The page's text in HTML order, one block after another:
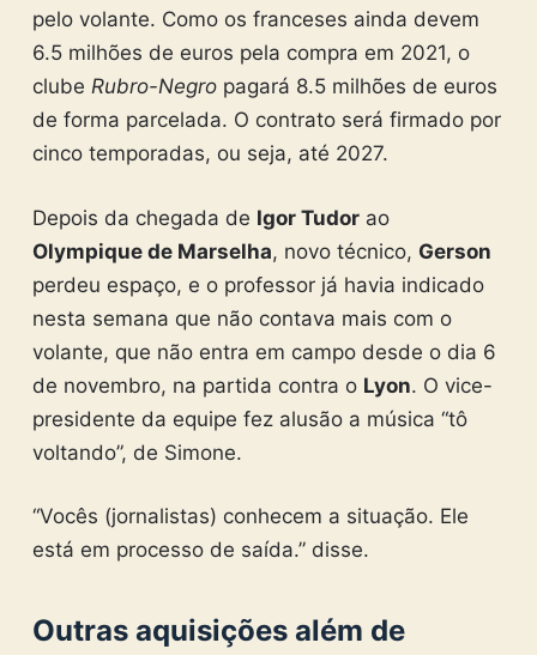
pelo volante. Como os franceses ainda devem
6.5 milhões de euros pela compra em 2021, o
clube Rubro-Negropagará 8.5 milhões de euros
de forma parcelada. O contrato será firmado por
cinco temporadas, ou seja, até 2027.
Depois da chegada de Igor Tudorao
Olympique de Marselha, novo técnico, Gerson
perdeu espaço, e o professor já havia indicado
nesta semana que não contava mais com o
volante, que não entra em campo desde o dia 6
de novembro, na partida contra o Lyon. O vice-
presidente da equipe fez alusão a música “tô
voltando”, de Simone.
“Vocês (jornalistas) conhecem a situação. Ele
está em processo de saída.” disse.
Outras aquisições além de